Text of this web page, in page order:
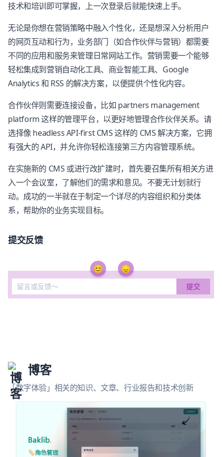
技术和培训即可掌握，上一次登录后就能快速上手。
无论是你想在营销策略中融入个性化，还是想深入分析用户
的网页互动和行为，业务部门（如合作伙伴与营销）都需要
不同的应用和服务来管理日常网站工作。营销需要一个能够
轻松集成到营销自动化工具、商业智能工具、Google
Analytics 和 RSS 的解决方案，以便提供个性化内容。
合作伙伴则需要连接设备，比如 partners management
platform 这样的管理平台，以更好地管理合作伙伴关系。请
选择像 headless API-first CMS 这样的 CMS 解决方案，它拥
有强大的 API，并允许你轻松连接第三方内容管理系统。
在实施新的 CMS 或进行改扩建时，首先要召集所有相关方进
入一个会议室，了解他们的需求和意见。不要无计划就行
动。成功的一半就在于制定一个详尽的内容组织和分类体
系，帮助你的业务实现目标。
提交反馈
😊 😞
博客
「数字体验」相关的知识、文章、行业报告和技术创新